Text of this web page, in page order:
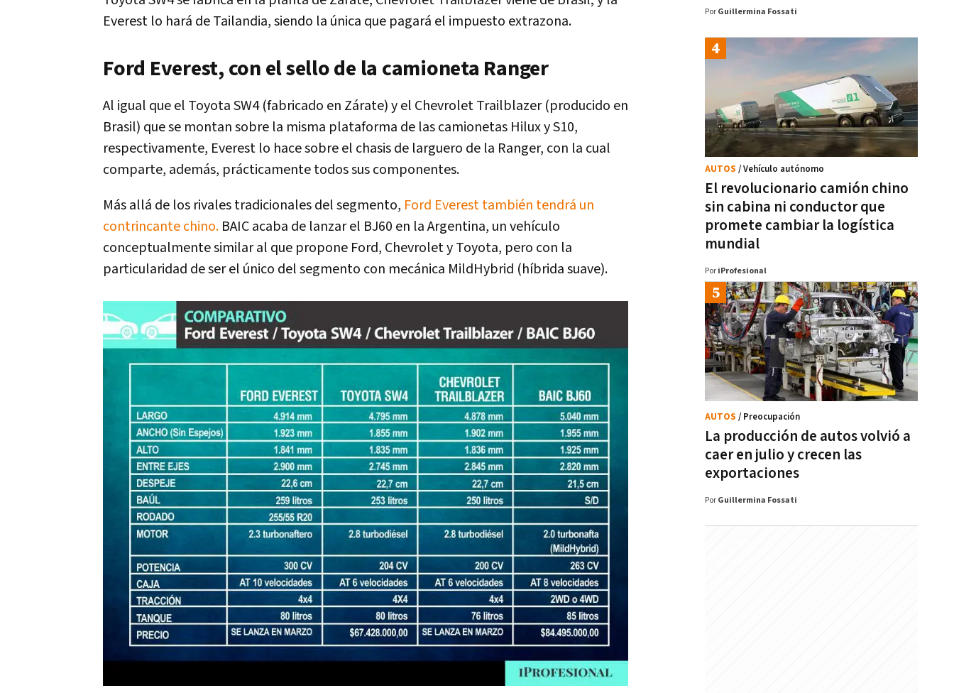
Everest lo hará de Tailandia, siendo la única que pagará el impuesto extrazona.
Ford Everest, con el sello de la camioneta Ranger
Al igual que el Toyota SW4 (fabricado en Zárate) y el Chevrolet Trailblazer (producido en
Brasil) que se montan sobre la misma plataforma de las camionetas Hilux y S10,
respectivamente, Everest lo hace sobre el chasis de larguero de la Ranger, con la cual
comparte, además, prácticamente todos sus componentes.
Más allá de los rivales tradicionales del segmento, Ford Everest también tendrá un
contrincante chino. BAIC acaba de lanzar el BJ60 en la Argentina, un vehículo
conceptualmente similar al que propone Ford, Chevrolet y Toyota, pero con la
particularidad de ser el único del segmento con mecánica MildHybrid (híbrida suave).
Por Guillermina Fossati
El revolucionario camión chino
sin cabina ni conductor que
promete cambiar la logística
mundial
AUTOS / Vehículo autónomo
Por iProfesional
La producción de autos volvió a
caer en julio y crecen las
exportaciones
AUTOS / Preocupación
Por Guillermina Fossati